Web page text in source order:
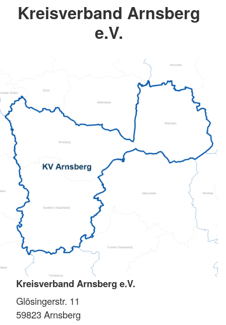
Kreisverband Arnsberg
e.V.
Kreisverband Arnsberg e.V.
Glösingerstr. 11
59823Arnsberg